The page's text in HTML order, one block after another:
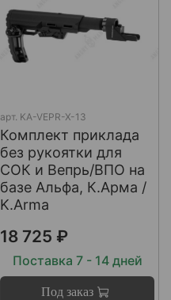
арт. KA-VEPR-X-13
Комплект приклада
без рукоятки для
СОК и Вепрь/ВПО на
базе Альфа, К.Арма /
K.Arma
18 725 ₽
Поставка 7 - 14 дней
Под заказ